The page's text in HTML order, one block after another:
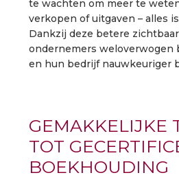
te wachten om meer te
verkopen of uitgaven – alles
Dankzij deze betere
ondernemers weloverwogen
en hun bedrijf nauwkeuriger
GEMAKKELIJKE
TOT
BOEKHOUDING